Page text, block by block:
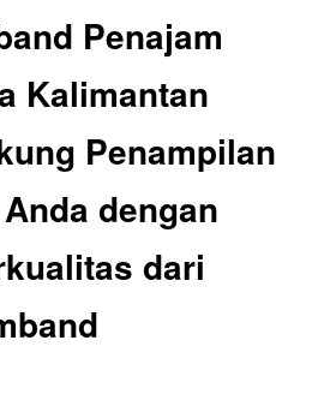
Penajam
Kalimantan
Penampilan
dengan
dari